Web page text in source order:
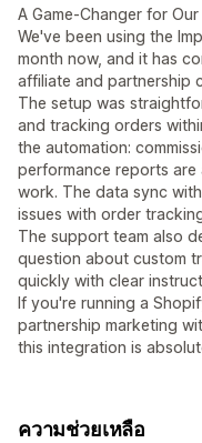
A Game-Changer for
We've been using the
month now, and it has
affiliate and partnership
The setup was
and tracking orders
the automation:
performance reports are
work. The data sync
issues with order
The support team also
question about custom
quickly with clear
If you're running a
partnership marketing
this integration is
ความช่วยเหลือ